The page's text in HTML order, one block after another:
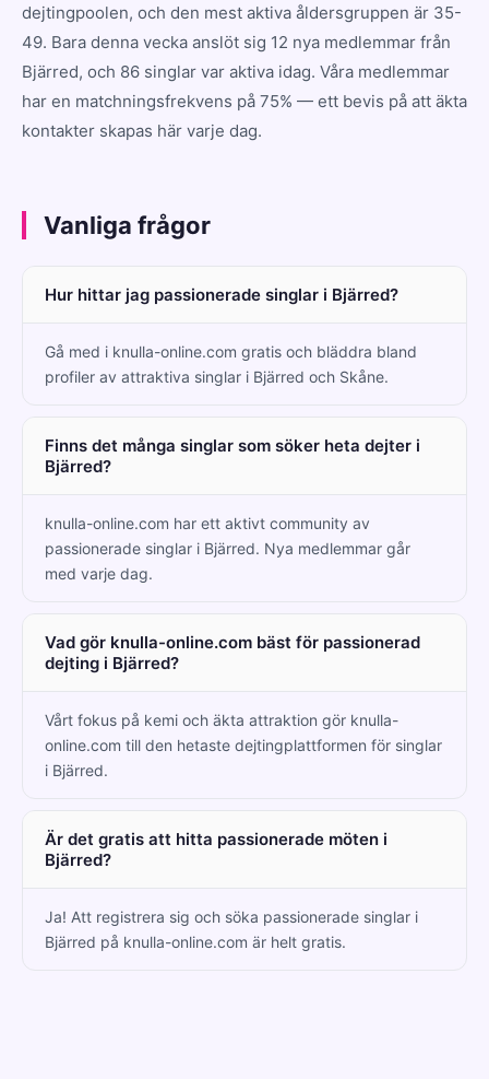
dejtingpoolen, och den mest aktiva åldersgruppen är 35-
49. Bara denna vecka anslöt sig 12 nya medlemmar från
Bjärred, och 86 singlar var aktiva idag. Våra medlemmar
har en matchningsfrekvens på 75% — ett bevis på att äkta
kontakter skapas här varje dag.
Vanliga frågor
Hur hittar jag passionerade singlar i Bjärred?
Gå med i knulla-online.com gratis och bläddra bland
profiler av attraktiva singlar i Bjärred och Skåne.
Finns det många singlar som söker heta dejter i
Bjärred?
knulla-online.com har ett aktivt community av
passionerade singlar i Bjärred. Nya medlemmar går
med varje dag.
Vad gör knulla-online.com bäst för passionerad
dejting i Bjärred?
Vårt fokus på kemi och äkta attraktion gör knulla-
online.com till den hetaste dejtingplattformen för singlar
i Bjärred.
Är det gratis att hitta passionerade möten i
Bjärred?
Ja! Att registrera sig och söka passionerade singlar i
Bjärred på knulla-online.com är helt gratis.